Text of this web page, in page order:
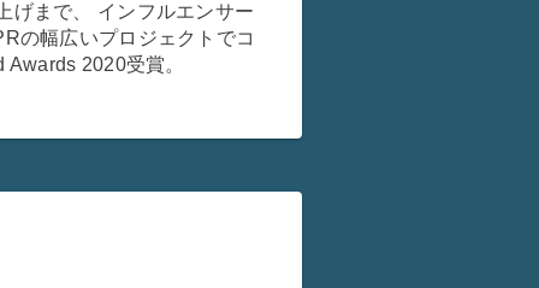
げまで、 インフルエンサー
の幅広いプロジェクトでコ
2020受賞。